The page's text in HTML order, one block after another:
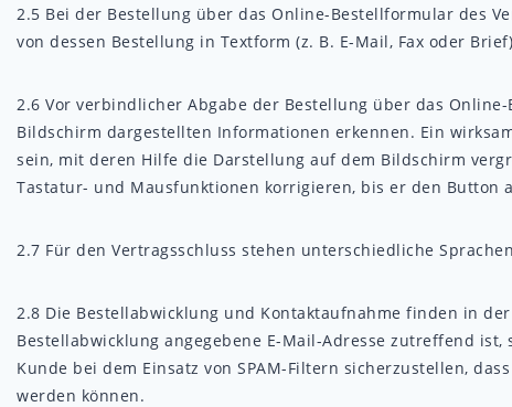
2.5 Bei der Bestellung über das Online-Bestellformular des
von dessen Bestellung in Textform (z. B. E-Mail, Fax oder
2.6 Vor verbindlicher Abgabe der Bestellung über das
Bildschirm dargestellten Informationen erkennen. Ein
sein, mit deren Hilfe die Darstellung auf dem Bildschirm
Tastatur- und Mausfunktionen korrigieren, bis er den Button
2.7 Für den Vertragsschluss stehen unterschiedliche
2.8 Die Bestellabwicklung und Kontaktaufnahme finden in
Bestellabwicklung angegebene E-Mail-Adresse zutreffend
Kunde bei dem Einsatz von SPAM-Filtern sicherzustellen,
werden können.